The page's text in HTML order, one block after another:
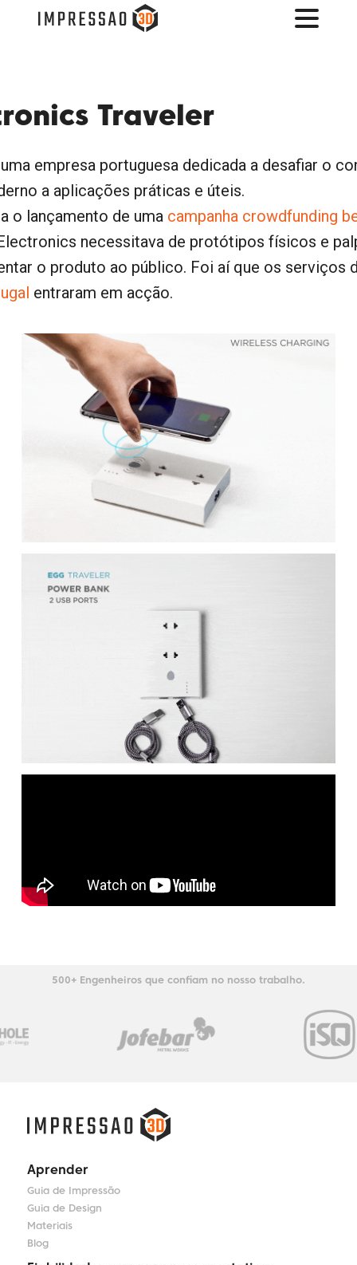
Traveler
empresa portuguesa dedicada a desafiar o
a aplicações práticas e úteis.
o lançamento de uma campanha crowdfunding
necessitava de protótipos físicos e
o produto ao público. Foi aí que os serviços
entraram em acção.
500+ Engenheiros que confiam no nosso trabalho.
Aprender
Guia de Impressão
Guia de Design
Materiais
Blog